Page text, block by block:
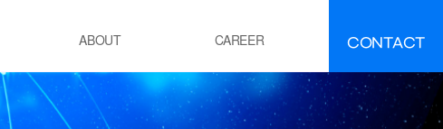
ABOUT CAREER CONTACT